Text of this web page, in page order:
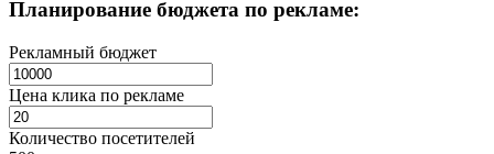
Планирование бюджета по рекламе:
Рекламный бюджет
Цена клика по рекламе
Количество посетителей